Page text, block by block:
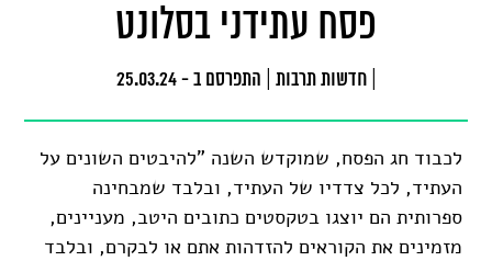
פסח עתידני בסלונט
|חדשות תרבות התפרסם ב - 25.03.24
לכבוד חג הפסח, שמוקדש השנה "להיבטים השונים על
העתיד, לכל צדדיו של העתיד, ובלבד שמבחינה
ספרותית הם יוצגו בטקסטים כתובים היטב, מעניינים,
מזמינים את הקוראים להזדהות אתם או לבקרם, ובלבד